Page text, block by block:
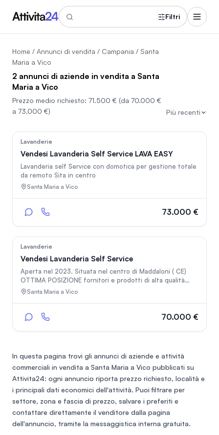
Filtri
Home / Annunci di vendita / Campania / Santa
Maria a Vico
2 annunci di aziende in vendita a Santa
Maria a Vico
Prezzo medio richiesto: 71.500 € (da 70.000 €
a 73.000 €)
Più recenti
Lavanderie
Vendesi Lavanderia Self Service LAVA EASY
Lavanderia self Service con domotica per gestione totale
da remoto Sita in centro
Santa Maria a Vico
73.000 €
Lavanderie
Vendesi Lavanderia Self Service
Aperta nel 2023. Situata nel centro di Maddaloni ( CE)
OTTIMA POSIZIONE fornitori e prodotti di alta qualità
poca concorrenza
Santa Maria a Vico
70.000 €
In questa pagina trovi gli annunci di aziende e attività
commerciali in vendita a Santa Maria a Vico pubblicati su
Attivita24: ogni annuncio riporta prezzo richiesto, località e
i principali dati economici dell'attività. Puoi filtrare per
settore, zona e fascia di prezzo, salvare i preferiti e
contattare direttamente il venditore dalla pagina
dell'annuncio, tramite la messaggistica interna gratuita.